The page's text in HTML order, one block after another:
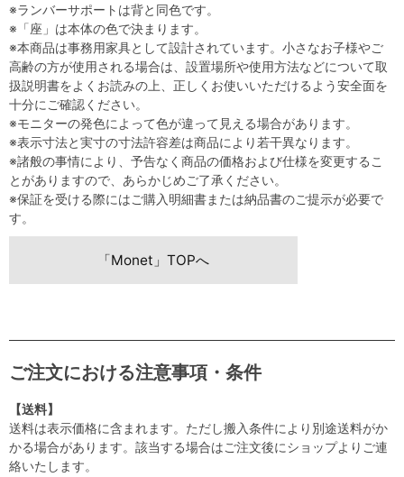
※ランバーサポートは背と同色です。
※「座」は本体の色で決まります。
※本商品は事務用家具として設計されています。小さなお子様やご
高齢の方が使用される場合は、設置場所や使用方法などについて取
扱説明書をよくお読みの上、正しくお使いいただけるよう安全面を
十分にご確認ください。
※モニターの発色によって色が違って見える場合があります。
※表示寸法と実寸の寸法許容差は商品により若干異なります。
※諸般の事情により、予告なく商品の価格および仕様を変更するこ
とがありますので、あらかじめご了承ください。
※保証を受ける際にはご購入明細書または納品書のご提示が必要で
す。
「Monet」TOPへ
ご注文における注意事項・条件
【送料】
送料は表示価格に含まれます。ただし搬入条件により別途送料がか
かる場合があります。該当する場合はご注文後にショップよりご連
絡いたします。